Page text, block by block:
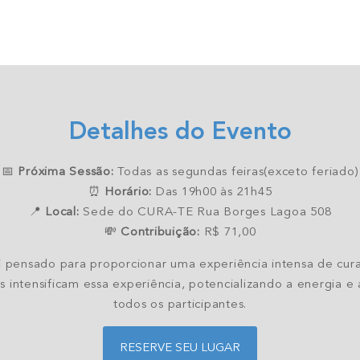
Detalhes do Evento
📅 Próxima Sessão: Todas as segundas feiras(exceto feriado)
⏰ Horário: Das 19h00 às 21h45
📍 Local: Sede do CURA-TE Rua Borges Lagoa 508
💸 Contribuição: R$ 71,00
para proporcionar uma experiência intensa de
intensificam essa experiência, potencializando a energia e
todos os participantes.
RESERVE SEU LUGAR